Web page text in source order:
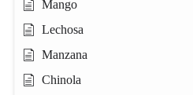
Mango
Lechosa
Manzana
Chinola